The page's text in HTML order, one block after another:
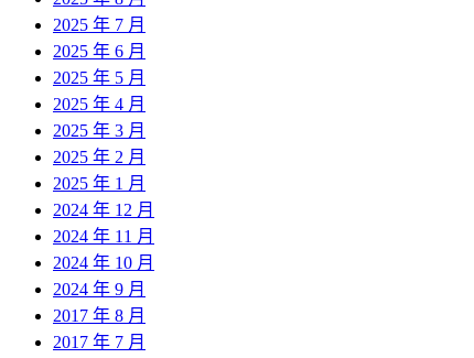
2025 年 7 月
2025 年 6 月
2025 年 5 月
2025 年 4 月
2025 年 3 月
2025 年 2 月
2025 年 1 月
2024 年 12 月
2024 年 11 月
2024 年 10 月
2024 年 9 月
2017 年 8 月
2017 年 7 月